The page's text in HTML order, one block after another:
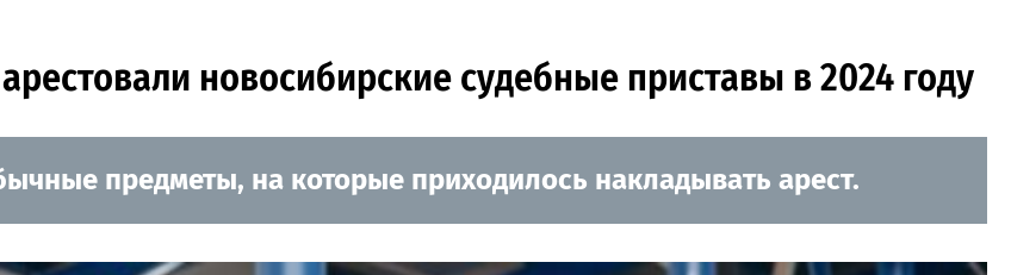
новосибирские судебные приставы в 2024 году
предметы, на которые приходилось накладывать арест.